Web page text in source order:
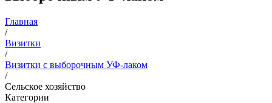
Главная
/
Визитки
/
Визитки с выборочным УФ-лаком
/
Сельское хозяйство
Категории